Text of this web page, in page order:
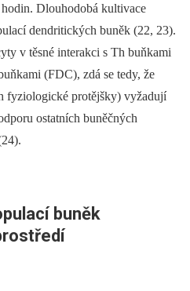
Dlouhodobá kultivace
dendritických buněk (22, 23).
v těsné interakci s Th buňkami
(FDC), zdá se tedy, že
fyziologické protějšky) vyžadují
ostatních buněčných
buněk